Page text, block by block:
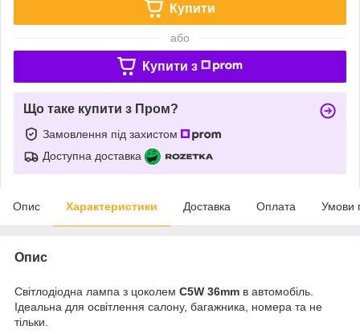
Купити
або
Купити з
Що таке купити з Пром?
Замовлення під захистом
Доступна доставка
Опис Характеристики Доставка Оплата Умови
Опис
Світлодіодна лампа з цоколем C5W 36mm в автомобіль.
Ідеальна для освітлення салону, багажника, номера та не
тільки.